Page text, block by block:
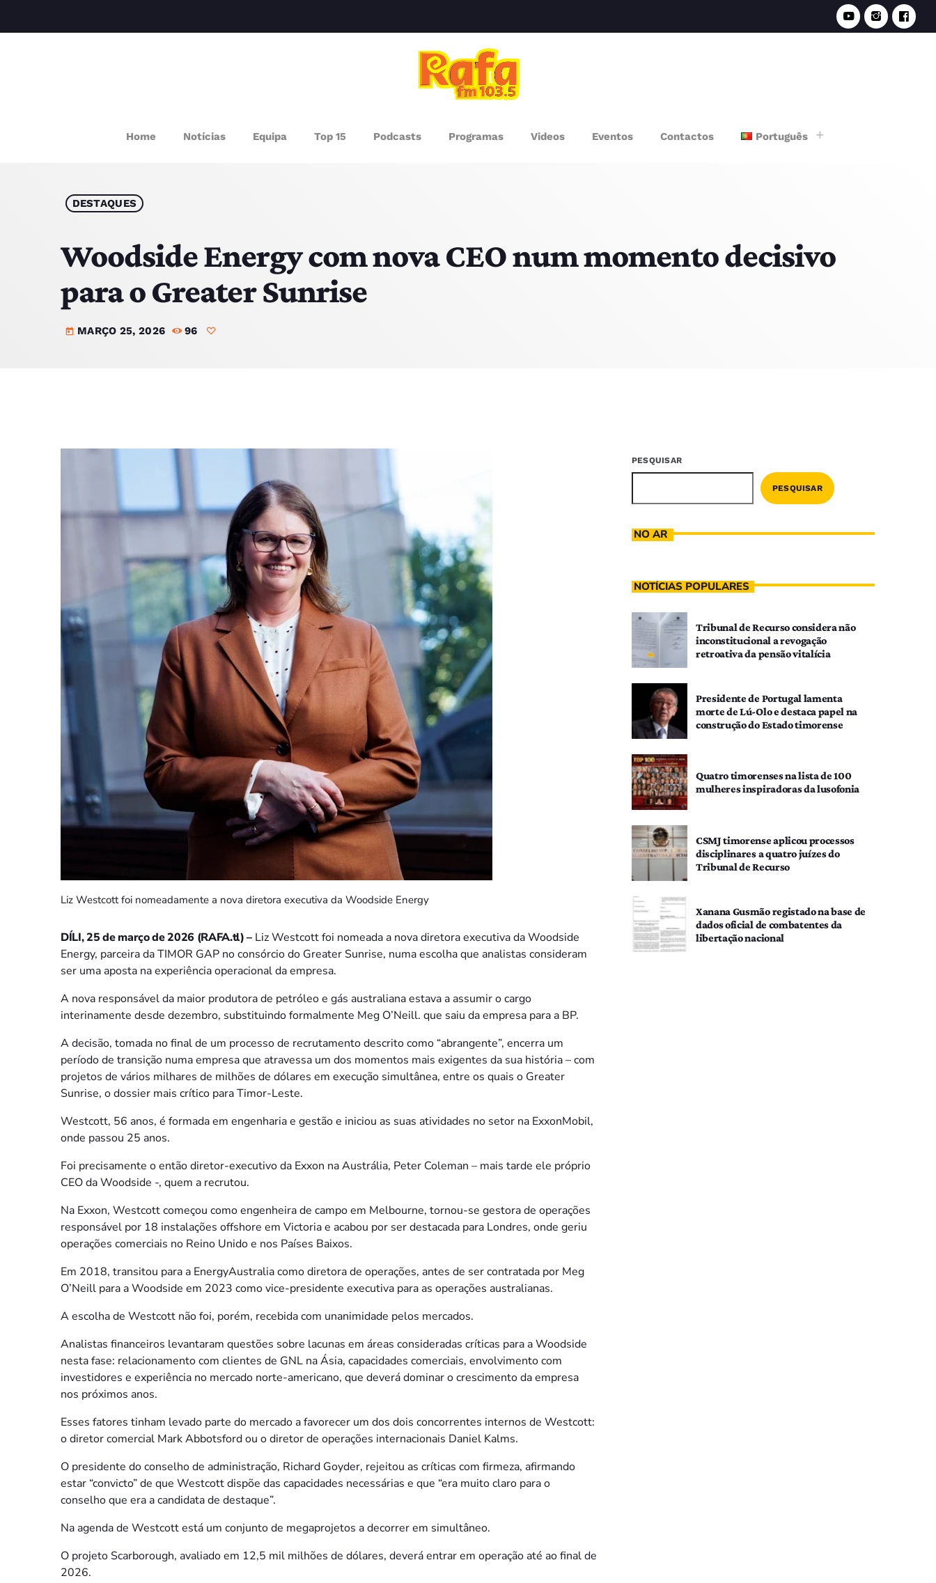
Home Notícias Equipa Top 15 Podcasts Programas Videos Eventos Contactos Português
PRÓXIMOS PROGRAMAS
DESTAQUES
Woodside Energy com nova CEO num momento decisivo
para o Greater Sunrise
today MARÇO 25, 2026 96
Liz Westcott foi nomeadamente a nova diretora executiva da Woodside Energy
DÍLI, 25 de março de 2026 (RAFA.tl) – Liz Westcott foi nomeada a nova diretora executiva da Woodside
Energy, parceira da TIMOR GAP no consórcio do Greater Sunrise, numa escolha que analistas consideram
ser uma aposta na experiência operacional da empresa.
A nova responsável da maior produtora de petróleo e gás australiana estava a assumir o cargo
interinamente desde dezembro, substituindo formalmente Meg O’Neill. que saiu da empresa para a BP.
A decisão, tomada no final de um processo de recrutamento descrito como “abrangente”, encerra um
período de transição numa empresa que atravessa um dos momentos mais exigentes da sua história – com
projetos de vários milhares de milhões de dólares em execução simultânea, entre os quais o Greater
Sunrise, o dossier mais crítico para Timor-Leste.
Westcott, 56 anos, é formada em engenharia e gestão e iniciou as suas atividades no setor na ExxonMobil,
onde passou 25 anos.
Foi precisamente o então diretor-executivo da Exxon na Austrália, Peter Coleman – mais tarde ele próprio
CEO da Woodside -, quem a recrutou.
Na Exxon, Westcott começou como engenheira de campo em Melbourne, tornou-se gestora de operações
responsável por 18 instalações offshore em Victoria e acabou por ser destacada para Londres, onde geriu
operações comerciais no Reino Unido e nos Países Baixos.
Em 2018, transitou para a EnergyAustralia como diretora de operações, antes de ser contratada por Meg
O’Neill para a Woodside em 2023 como vice-presidente executiva para as operações australianas.
A escolha de Westcott não foi, porém, recebida com unanimidade pelos mercados.
Analistas financeiros levantaram questões sobre lacunas em áreas consideradas críticas para a Woodside
nesta fase: relacionamento com clientes de GNL na Ásia, capacidades comerciais, envolvimento com
investidores e experiência no mercado norte-americano, que deverá dominar o crescimento da empresa
nos próximos anos.
Esses fatores tinham levado parte do mercado a favorecer um dos dois concorrentes internos de Westcott:
o diretor comercial Mark Abbotsford ou o diretor de operações internacionais Daniel Kalms.
O presidente do conselho de administração, Richard Goyder, rejeitou as críticas com firmeza, afirmando
estar “convicto” de que Westcott dispõe das capacidades necessárias e que “era muito claro para o
conselho que era a candidata de destaque”.
Na agenda de Westcott está um conjunto de megaprojetos a decorrer em simultâneo.
O projeto Scarborough, avaliado em 12,5 mil milhões de dólares, deverá entrar em operação até ao final de
2026.
PESQUISAR
PESQUISAR
NO AR
NOTÍCIAS POPULARES
Tribunal de Recurso considera não
inconstitucional a revogação
retroativa da pensão vitalícia
Presidente de Portugal lamenta
morte de Lú-Olo e destaca papel na
construção do Estado timorense
Quatro timorenses na lista de 100
mulheres inspiradoras da lusofonia
CSMJ timorense aplicou processos
disciplinares a quatro juízes do
Tribunal de Recurso
Xanana Gusmão registado na base de
dados oficial de combatentes da
libertação nacional